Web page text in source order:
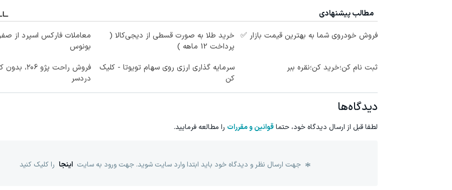
مطالب پیشنهادی
فروش خودروی شما به بهترین قیمت بازار ✅ خرید طلا به صورت قسطی از دیجی‌کالا (
پرداخت 12 ماهه )
بونوس
ثبت نام کن؛خرید کن؛نقره ببر
سرمایه گذاری ارزی روی سهام تویوتا - کلیک
کن
فروش راحت پژو
دردسر
دیدگاه‌ها
لطفا قبل از ارسال دیدگاه خود، حتماقوانین و مقررات را مطالعه فرمایید.
جهت ارسال نظر و دیدگاه خود باید ابتدا وارد سایت شوید. جهت ورود به سایت اینجا را کلیک کنید